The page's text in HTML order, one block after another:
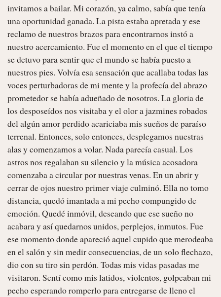
invitamos a bailar. Mi corazón, ya calmo, sabía que tenía
una oportunidad ganada. La pista estaba apretada y ese
reclamo de nuestros brazos para encontrarnos instó a
nuestro acercamiento. Fue el momento en el que el tiempo
se detuvo para sentir que el mundo se había puesto a
nuestros pies. Volvía esa sensación que acallaba todas las
voces perturbadoras de mi mente y la profecía del abrazo
prometedor se había adueñado de nosotros. La gloria de
los desposeídos nos visitaba y el olor a jazmines robados
del algún amor perdido acariciaba mis sueños de paraíso
terrenal. Entonces, solo entonces, desplegamos nuestras
alas y comenzamos a volar. Nada parecía casual. Los
astros nos regalaban su silencio y la música acosadora
comenzaba a circular por nuestras venas. En un abrir y
cerrar de ojos nuestro primer viaje culminó. Ella no tomo
distancia, quedó imantada a mi pecho compungido de
emoción. Quedé inmóvil, deseando que ese sueño no
acabara y así quedarnos unidos, perplejos, inmutos. Fue
ese momento donde apareció aquel cupido que merodeaba
en el salón y sin medir consecuencias, de un solo flechazo,
dio con su tiro sin perdón. Todas mis vidas pasadas me
visitaron. Sentí como mis latidos, violentos, golpeaban mi
pecho esperando romperlo para entregarse de lleno el